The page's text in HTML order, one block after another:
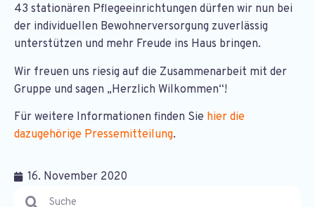
43 stationären Pflegeeinrichtungen dürfen wir nun bei
der individuellen Bewohnerversorgung zuverlässig
unterstützen und mehr Freude ins Haus bringen.
Wir freuen uns riesig auf die Zusammenarbeit mit der
Gruppe und sagen „Herzlich Wilkommen“!
Für weitere Informationen finden Sie hier die
dazugehörige Pressemitteilung.
16. November 2020